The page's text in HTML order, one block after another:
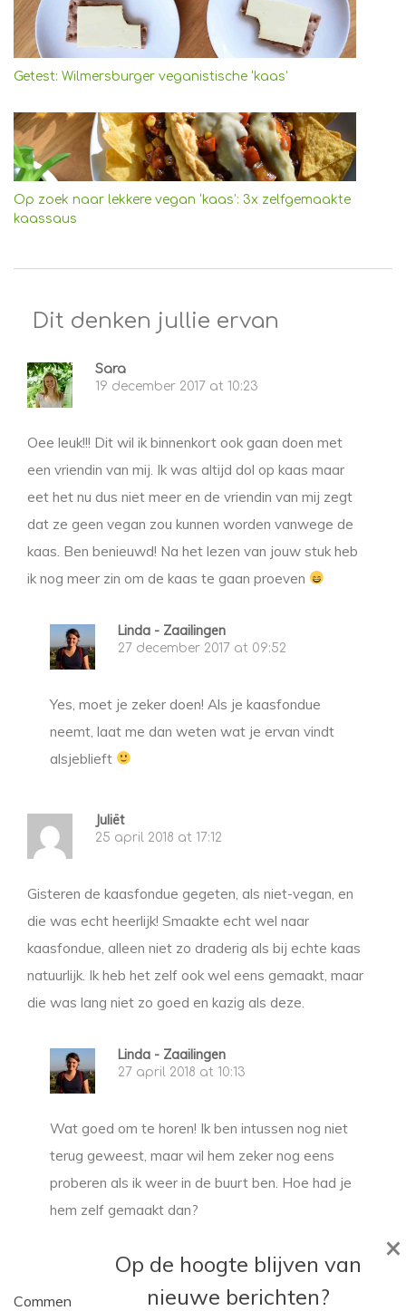
Getest: Wilmersburger veganistische ‘kaas’
Op zoek naar lekkere vegan ‘kaas’: 3x zelfgemaakte
kaassaus
Dit denken jullie ervan
Sara
19 december 2017 at 10:23
Oee leuk!!! Dit wil ik binnenkort ook gaan doen met
een vriendin van mij. Ik was altijd dol op kaas maar
eet het nu dus niet meer en de vriendin van mij zegt
dat ze geen vegan zou kunnen worden vanwege de
kaas. Ben benieuwd! Na het lezen van jouw stuk heb
ik nog meer zin om de kaas te gaan proeven
Linda - Zaailingen
27 december 2017 at 09:52
Yes, moet je zeker doen! Als je kaasfondue
neemt, laat me dan weten wat je ervan vindt
alsjeblieft
Juliët
25 april 2018 at 17:12
Gisteren de kaasfondue gegeten, als niet-vegan, en
die was echt heerlijk! Smaakte echt wel naar
kaasfondue, alleen niet zo draderig als bij echte kaas
natuurlijk. Ik heb het zelf ook wel eens gemaakt, maar
die was lang niet zo goed en kazig als deze.
Linda - Zaailingen
27 april 2018 at 10:13
Wat goed om te horen! Ik ben intussen nog niet
terug geweest, maar wil hem zeker nog eens
proberen als ik weer in de buurt ben. Hoe had je
hem zelf gemaakt dan?
Comments are closed.
Op de hoogte blijven van
nieuwe berichten?
×